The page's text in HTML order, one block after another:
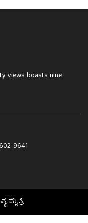
views boasts nine
9641
ಮೈತ್ರಿ